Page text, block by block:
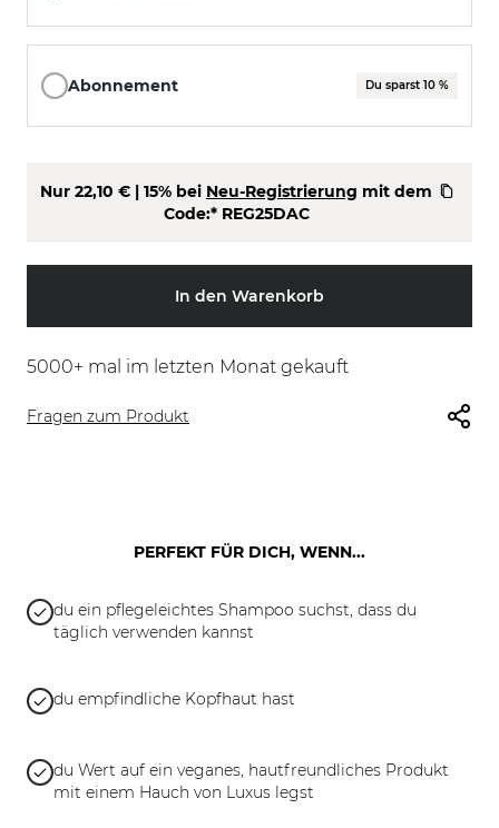
Abonnement Du sparst 10 %
Nur 22,10 € | 15% bei Neu-Registrierung mit dem
Code:* REG25DAC
In den Warenkorb
5000+ mal im letzten Monat gekauft
Fragen zum Produkt
PERFEKT FÜR DICH, WENN...
du ein pflegeleichtes Shampoo suchst, dass du
täglich verwenden kannst
du empfindliche Kopfhaut hast
du Wert auf ein veganes, hautfreundliches Produkt
mit einem Hauch von Luxus legst